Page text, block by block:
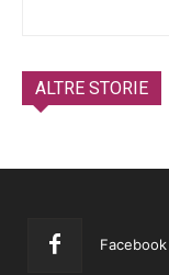
ALTRE STORIE
Facebook